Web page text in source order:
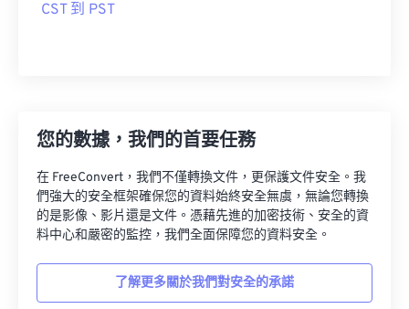
CST 到 PST
您的數據，我們的首要任務
在 FreeConvert，我們不僅轉換文件，更保護文件安全。我
們強大的安全框架確保您的資料始終安全無虞，無論您轉換
的是影像、影片還是文件。憑藉先進的加密技術、安全的資
料中心和嚴密的監控，我們全面保障您的資料安全。
了解更多關於我們對安全的承諾